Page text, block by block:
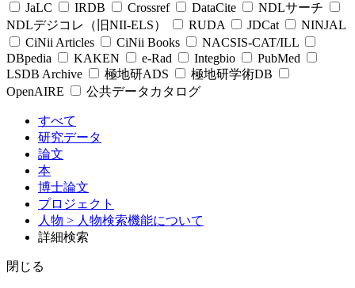
JaLC
IRDB Crossref DataCite
NDLサーチ
NDLデジコレ（旧NII-ELS）
RUDA JDCat
NINJAL
CiNii Articles
CiNii Books
NACSIS-CAT/ILL
DBpedia
KAKEN e-Rad Integbio
PubMed
LSDB Archive
極地研ADS
極地研学術DB
OpenAIRE
公共データカタログ
すべて
研究データ
論文
本
博士論文
プロジェクト
人物 > 人物検索機能について
詳細検索
閉じる